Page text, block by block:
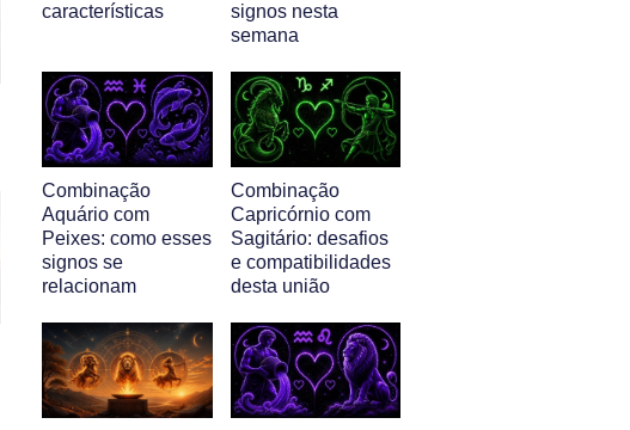
características
signos nesta
semana
Combinação
Aquário com
Peixes: como esses
signos se
relacionam
Combinação
Capricórnio com
Sagitário: desafios
e compatibilidades
desta união